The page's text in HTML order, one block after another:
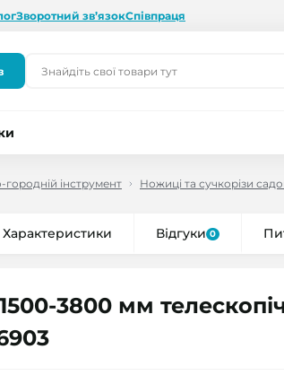
Зворотний зв’язокСпівпраця
інструмент Ножиці та сучкорізи
Характеристики Відгуки 0
3800 мм